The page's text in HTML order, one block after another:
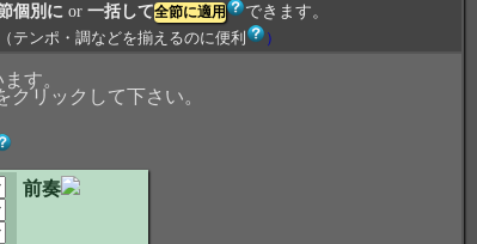
個別に or 一括して
できます。
（テンポ・調などを揃えるのに便利 ）
す。
リックして下さい。
前奏